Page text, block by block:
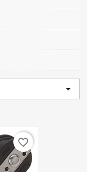

favorite_border